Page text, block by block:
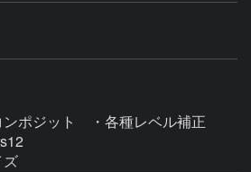
ンポジット　・各種レベル補正
ズ